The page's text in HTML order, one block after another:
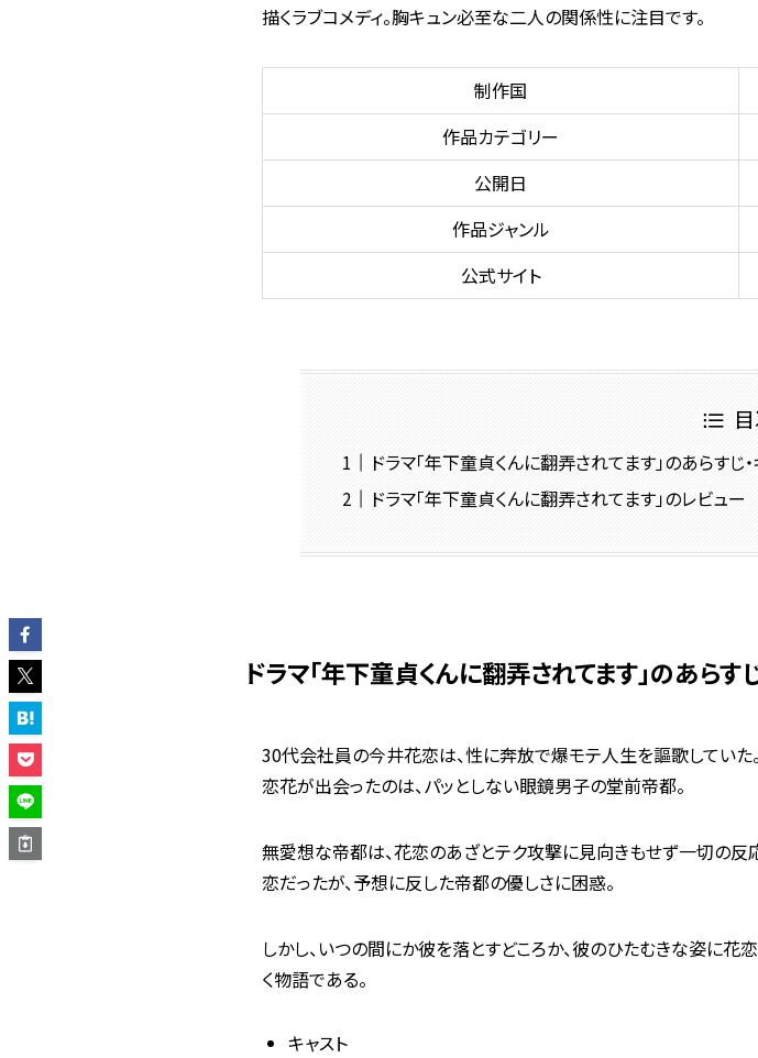
描くラブコメディ。胸キュン必至な二人の関係性に注目です。
制作国
作品カテゴリー
公開日
作品ジャンル
公式サイト
ドラマ「年下童貞くんに翻弄されてます」のあらすじ・
ドラマ「年下童貞くんに翻弄されてます」のレビュー
ドラマ「年下童貞くんに翻弄されてます」のあらす
30代会社員の今井花恋は、性に奔放で爆モテ人生を謳歌してい
恋花が出会ったのは、パッとしない眼鏡男子の堂前帝都。
無愛想な帝都は、花恋のあざとテク攻撃に見向きもせず一切の反
恋だったが、予想に反した帝都の優しさに困惑。
しかし、いつの間にか彼を落とすどころか、彼のひたむきな姿に
く物語である。
キャスト